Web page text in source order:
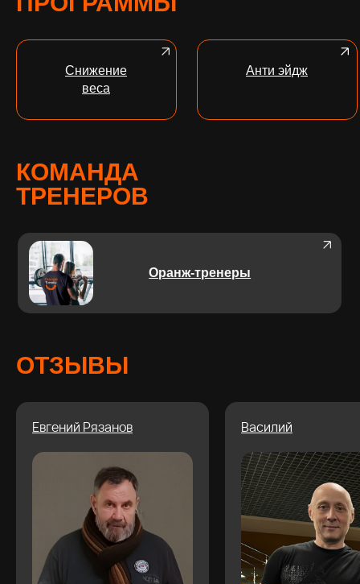
Анти эйдж
Снижение
веса
КОМАНДА
ТРЕНЕРОВ
Оранж-тренеры
ОТЗЫВЫ
Василий
Евгений Рязанов